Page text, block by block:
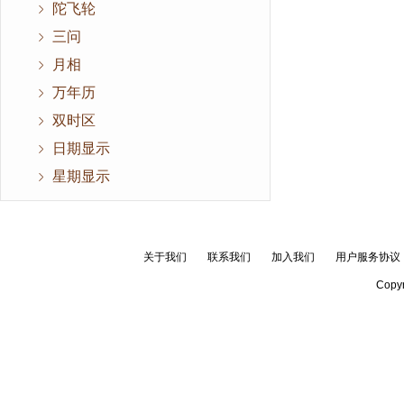
陀飞轮
三问
月相
万年历
双时区
日期显示
星期显示
关于我们 联系我们 加入我们 用户服务协议